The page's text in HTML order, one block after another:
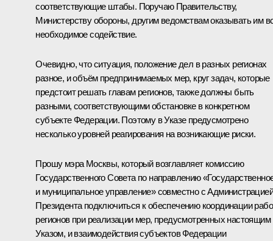
соответствующие штабы. Поручаю Правительству,
Министерству обороны, другим ведомствам оказывать им
необходимое содействие.
Очевидно, что ситуация, положение дел в разных регионах
разное, и объём предпринимаемых мер, круг задач, которые
предстоит решать главам регионов, также должны быть
разными, соответствующими обстановке в конкретном
субъекте Федерации. Поэтому в Указе предусмотрено
несколько уровней реагирования на возникающие риски.
Прошу мэра Москвы, который возглавляет комиссию
Государственного Совета по направлению
и муниципальное управление» совместно с Администрацией
Президента подключиться к обеспечению координации
регионов при реализации мер, предусмотренных настоящим
Указом, и взаимодействия субъектов Федерации